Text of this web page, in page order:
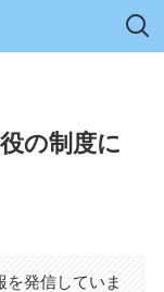
の制度に
を発信していま